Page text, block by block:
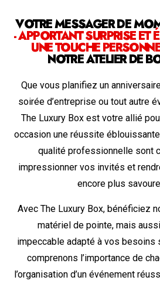
VOTRE MESSAGER DE
- APPORTANT SURPRISE ET
UNE TOUCHE
NOTRE ATELIER DE
Que vous planifiez un
soirée d’entreprise ou tout autre
The Luxury Box est votre allié
occasion une réussite
qualité professionnelle sont
impressionner vos invités et
encore plus
Avec The Luxury Box, bénéficiez
matériel de pointe, mais
impeccable adapté à vos besoins
comprenons l’importance de
l’organisation d’un événement